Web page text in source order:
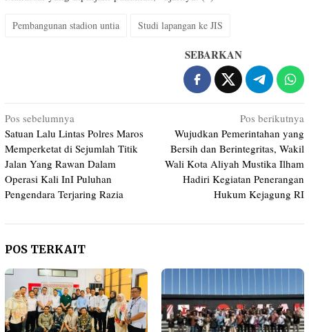
Pembangunan stadion untia Studi lapangan ke JIS
SEBARKAN
Navigasi
pos
Pos sebelumnya
Satuan Lalu Lintas Polres Maros
Memperketat di Sejumlah Titik
Jalan Yang Rawan Dalam
Operasi Kali InI Puluhan
Pengendara Terjaring Razia
Pos berikutnya
Wujudkan Pemerintahan yang
Bersih dan Berintegritas, Wakil
Wali Kota Aliyah Mustika Ilham
Hadiri Kegiatan Penerangan
Hukum Kejagung RI
POS TERKAIT